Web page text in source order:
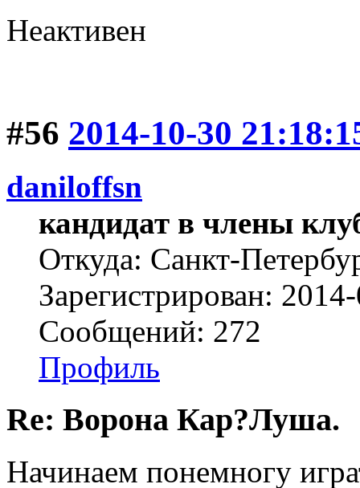
Неактивен
#56 2014-10-30
daniloffsn
кандидат в члены
Откуда: Санкт-
Зарегистрирован:
Сообщений: 272
Профиль
Re: Ворона Кар?Луша.
Начинаем понемногу